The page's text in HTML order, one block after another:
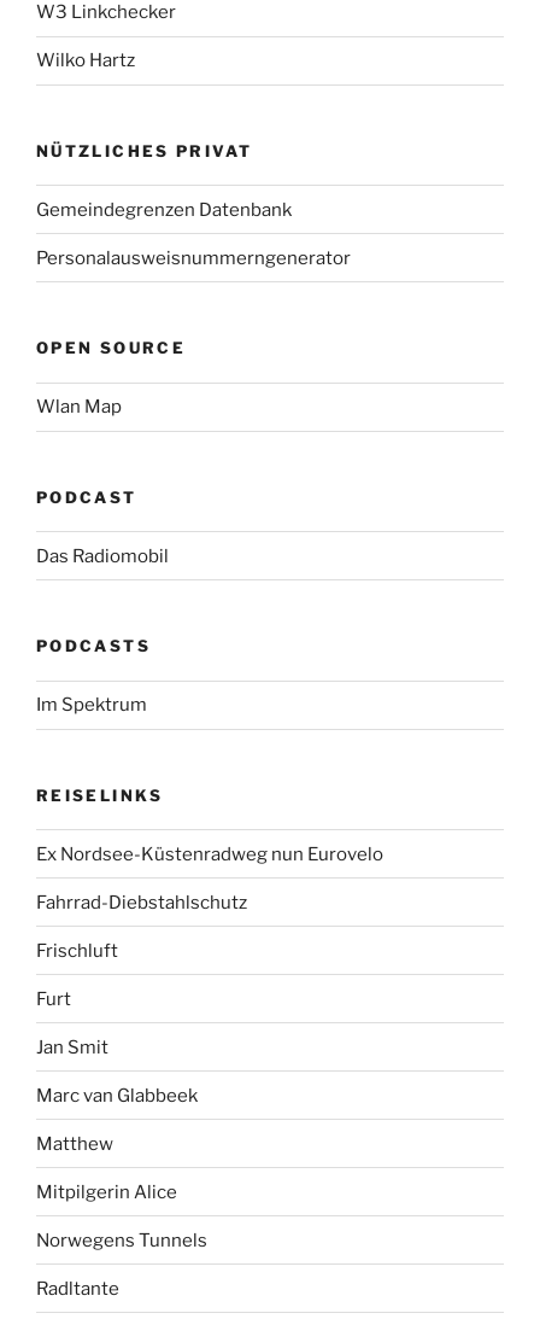
W3 Linkchecker
Wilko Hartz
NÜTZLICHES PRIVAT
Gemeindegrenzen Datenbank
Personalausweisnummerngenerator
OPEN SOURCE
Wlan Map
PODCAST
Das Radiomobil
PODCASTS
Im Spektrum
REISELINKS
Ex Nordsee-Küstenradweg nun Eurovelo
Fahrrad-Diebstahlschutz
Frischluft
Furt
Jan Smit
Marc van Glabbeek
Matthew
Mitpilgerin Alice
Norwegens Tunnels
Radltante